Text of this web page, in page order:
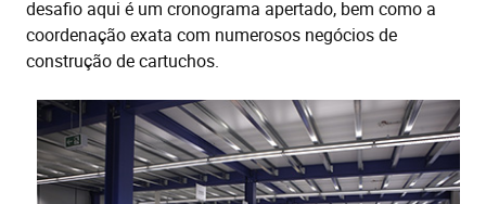
desafio aqui é um cronograma apertado, bem como a
coordenação exata com numerosos negócios de
construção de cartuchos.